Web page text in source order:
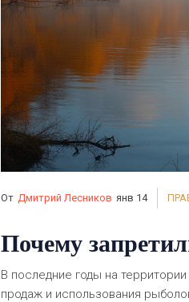
От Дмитрий Лесников янв 14
Почему
В последние годы на
продаж и использования